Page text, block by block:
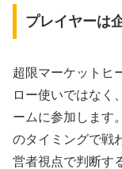
プレイヤーは
超限マーケットヒ
ロー使いではなく
ームに参加します
のタイミングで戦
営者視点で判断す